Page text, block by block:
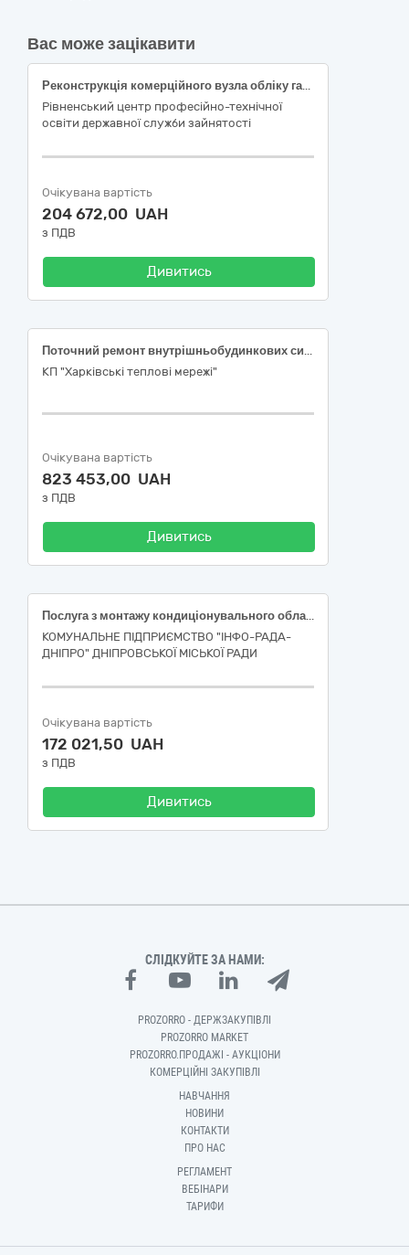
Вас може зацікавити
Реконструкція комерційного вузла обліку газу паливної Рівненського центру ПТО ДСЗ на вул.Валерія Опанасюка, буд.8 в м.Рівне, Рівненської області ТГ, Рівненського району, Рівненської області згідно коду Єдиного закупівельного словника ДК 021:2015 45330000-9 Водопровідні та санітарно-технічні роботи (Назва та код послуги кожної номенклатурної позиції предмету закупівлі 45333000-0 Встановлення газового обладнання)
Рівненський центр професійно-технічної
освіти державної служби зайнятості
Очікувана вартість
204 672,00 UAH
з ПДВ
Дивитись
Поточний ремонт внутрішньобудинкових систем водопостачання та водовідведення в багатоквартирних житлових будинках м. Харкова по вул. Владислава Зубенка, 29-В
КП "Харківські теплові мережі"
Очікувана вартість
823 453,00 UAH
з ПДВ
Дивитись
Послуга з монтажу кондиціонувального обладнання (згідно дислокації)
КОМУНАЛЬНЕ ПІДПРИЄМСТВО "ІНФО-РАДА-
ДНІПРО" ДНІПРОВСЬКОЇ МІСЬКОЇ РАДИ
Очікувана вартість
172 021,50 UAH
з ПДВ
Дивитись
СЛІДКУЙТЕ ЗА НАМИ:
PROZORRO - ДЕРЖЗАКУПІВЛІ
PROZORRO MARKET
PROZORRO.ПРОДАЖІ - АУКЦІОНИ
КОМЕРЦІЙНІ ЗАКУПІВЛІ
НАВЧАННЯ
НОВИНИ
КОНТАКТИ
ПРО НАС
РЕГЛАМЕНТ
ВЕБІНАРИ
ТАРИФИ